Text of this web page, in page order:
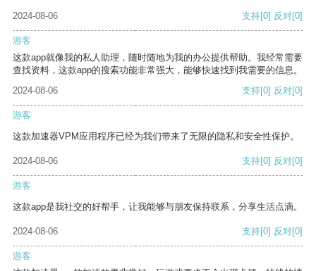
2024-08-06
支持[0] 反对[0]
游客
这款app就像我的私人助理，随时随地为我的办公提供帮助。我经常需要
查找资料，这款app的搜索功能非常强大，能够快速找到我需要的信息。
2024-08-06
支持[0] 反对[0]
游客
这款加速器VPM应用程序已经为我们带来了无限的隐私和安全性保护。
2024-08-06 支持[0] 反对[0]
游客
这款app是我社交的好帮手，让我能够与朋友保持联系，分享生活点滴。
2024-08-06 支持[0] 反对[0]
游客